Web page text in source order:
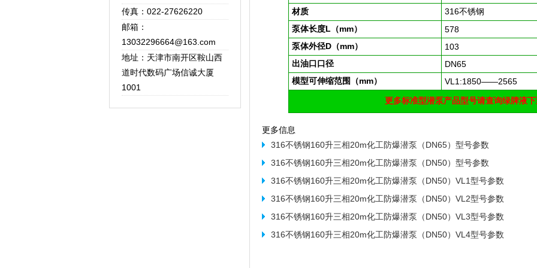
传真：022-27626220
邮箱：
13032296664@163.com
地址：天津市南开区鞍山西
道时代数码广场信诚大厦
1001
材质
316不锈钢
泵体长度L（mm）
578
泵体外径D（mm）
103
出油口口径
DN65
模型可伸缩范围（mm）
VL1:1850——2565
更多标准型潜泵产品型号请查询绿牌液
更多信息
316不锈钢160升三相20m化工防爆潜泵（DN65）型号参数
316不锈钢160升三相20m化工防爆潜泵（DN50）型号参数
316不锈钢160升三相20m化工防爆潜泵（DN50）VL1型号参数
316不锈钢160升三相20m化工防爆潜泵（DN50）VL2型号参数
316不锈钢160升三相20m化工防爆潜泵（DN50）VL3型号参数
316不锈钢160升三相20m化工防爆潜泵（DN50）VL4型号参数